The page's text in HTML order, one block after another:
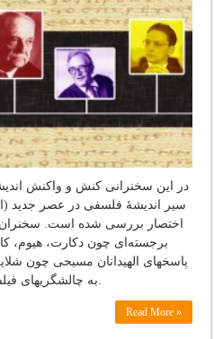
در این سخنرانی کنش و واکنش
سیر اندیشۀ فلسفی در عصر جدید
اختصار بررسی شده است.
برجسته‌ای چون دکارت، هیوم،
پاسخهای الهیدانان مسیحی چون
به چالشگریهای فیلسوفان نامبرده را بررسی می‌کند.
Read More »